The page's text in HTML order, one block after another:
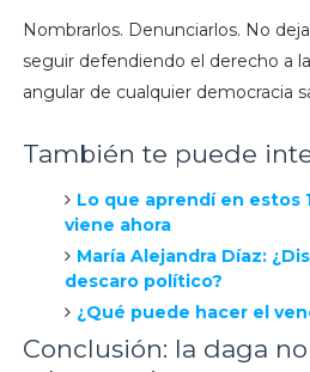
Nombrarlos. Denunciarlos. No
seguir defendiendo el derecho a
angular de cualquier democracia
También te puede
Lo que aprendí en estos
viene ahora
María Alejandra Díaz:
descaro político?
¿Qué puede hacer el
Conclusión: la daga